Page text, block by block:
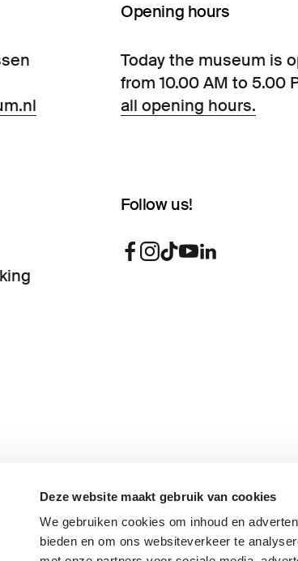
Deze website maakt gebruik van cookies
We gebruiken cookies om inhoud en
bieden en om ons websiteverkeer te
Opening hours
Today the museum is
from 10.00 AM to 5.00
all opening hours.
Follow us!